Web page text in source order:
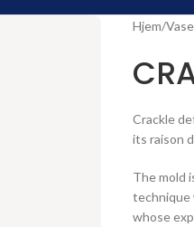
Hjem/
Crackle
its raison
The mold
technique
whose